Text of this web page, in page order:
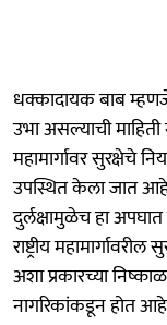
धक्कादायक बाब
उभा असल्याची माहिती
महामार्गावर सुरक्षेचे
उपस्थित केला जात आहे.
दुर्लक्षामुळेच हा
राष्ट्रीय
अशा प्रकारच्या
नागरिकांकडून होत